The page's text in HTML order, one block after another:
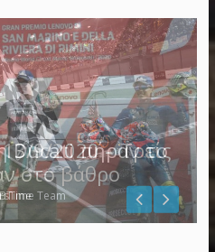
Ducati πήραν το
Team